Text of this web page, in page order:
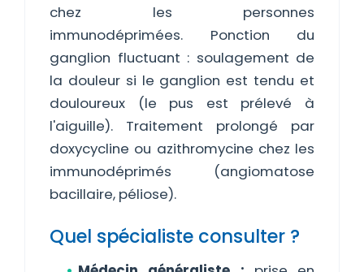
chez les personnes
immunodéprimées. Ponction du
ganglion fluctuant : soulagement de
la douleur si le ganglion est tendu et
douloureux (le pus est prélevé à
l'aiguille). Traitement prolongé par
doxycycline ou azithromycine chez les
immunodéprimés (angiomatose
bacillaire, péliose).
Quel spécialiste consulter ?